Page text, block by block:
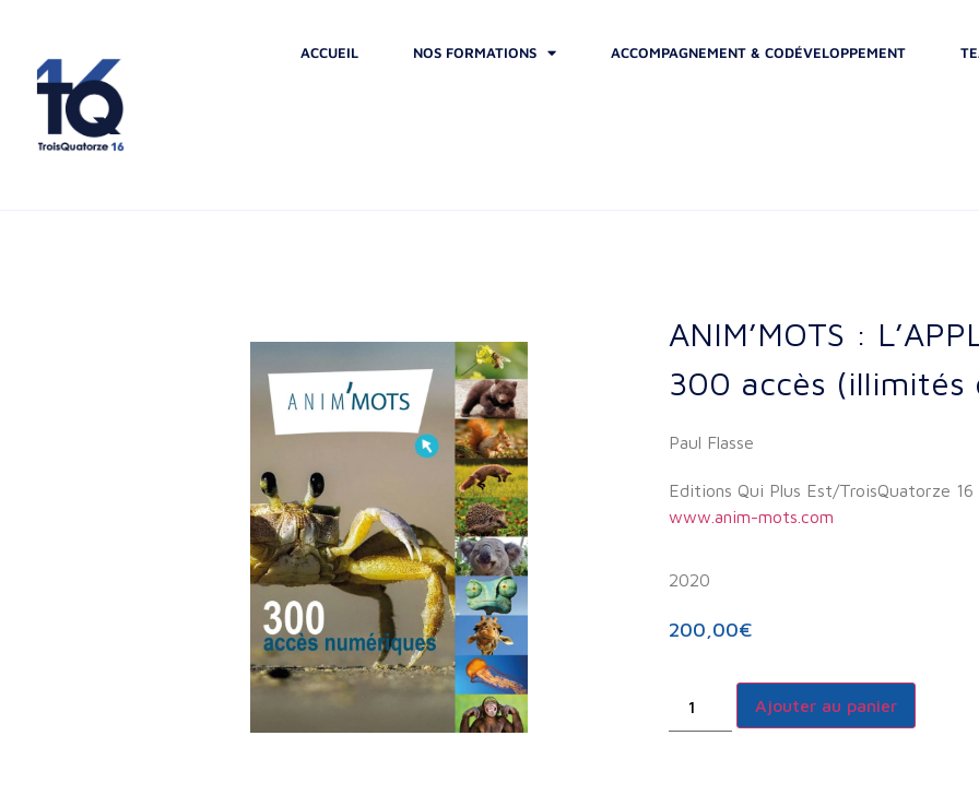
ACCUEIL NOS FORMATIONS ACCOMPAGNEMENT & CODÉVELOPPEMENT
ANIM’MOTS :
300 accès (illimités
Paul Flasse
Editions Qui Plus Est/TroisQuatorze
www.anim-mots.com
2020
200,00€
Ajouter au panier